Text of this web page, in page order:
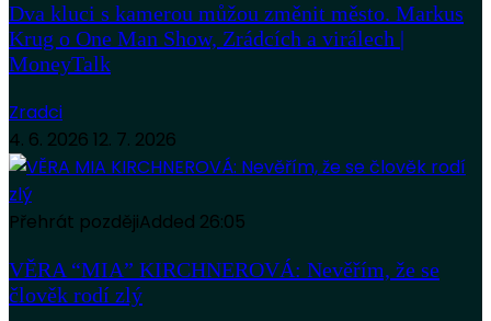
Dva kluci s kamerou můžou změnit město. Markus
Krug o One Man Show, Zrádcích a virálech |
MoneyTalk
Zradci
4. 6. 2026 12. 7. 2026
Přehrát pozdějiAdded 26:05
VĚRA “MIA” KIRCHNEROVÁ: Nevěřím, že se
člověk rodí zlý